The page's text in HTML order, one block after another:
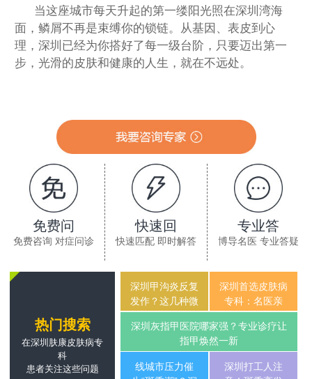
当这座城市每天升起的第一缕阳光照在深圳湾海
面，鳞屑不再是束缚你的锁链。从基因、表皮到心
理，深圳已经为你搭好了每一级台阶，只要迈出第一
步，光滑的皮肤和健康的人生，就在不远处。
免费问
免费咨询 对症问诊
快速回
快速匹配 即时解答
专业答
博导名医 专业答疑
热门搜索
在深圳肤康皮肤病专
科
患者关注这些问题
深圳甲沟炎反复
发作？这几种微
创疗法让你告别
疼痛
深圳首选皮肤病
专科：名医亲
诊，让你的皮肤
问题“药到病除
深圳灰指甲医院哪家强？专业诊疗让
指甲焕然一新
线城市压力催
深圳打工人注